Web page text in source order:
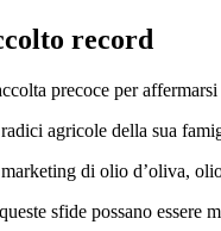
record
precoce per
agricole della sua
di olio d’oliva,
sfide possano essere